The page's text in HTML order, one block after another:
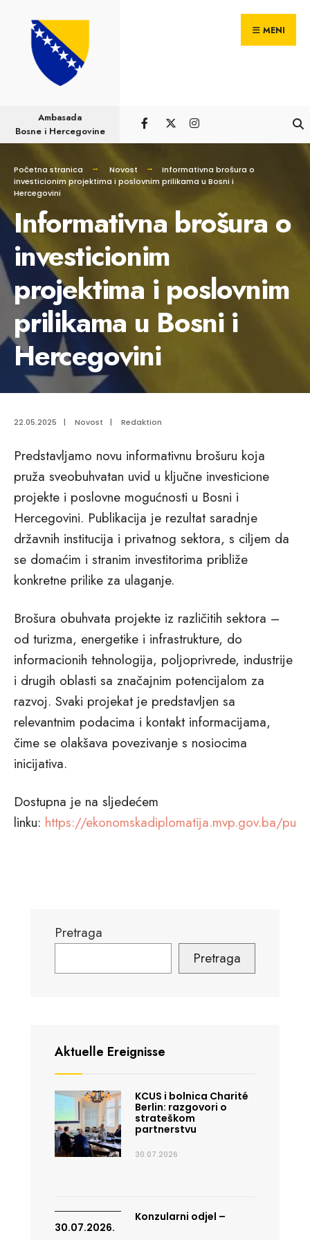
content
MENI
Ambasada
Bosne i Hercegovine
Početna stranica Novost
Informativna brošura o
investicionim projektima i poslovnim prilikama u Bosni i
Hercegovini
Informativna brošura o
investicionim
projektima i poslovnim
prilikama u Bosni i
Hercegovini
22.05.2025 | Novost | Redaktion
Predstavljamo novu informativnu brošuru koja
pruža sveobuhvatan uvid u ključne investicione
projekte i poslovne mogućnosti u Bosni i
Hercegovini. Publikacija je rezultat saradnje
državnih institucija i privatnog sektora, s ciljem da
se domaćim i stranim investitorima približe
konkretne prilike za ulaganje.
Brošura obuhvata projekte iz različitih sektora –
od turizma, energetike i infrastrukture, do
informacionih tehnologija, poljoprivrede, industrije
i drugih oblasti sa značajnim potencijalom za
razvoj. Svaki projekat je predstavljen sa
relevantnim podacima i kontakt informacijama,
čime se olakšava povezivanje s nosiocima
inicijativa.
Dostupna je na sljedećem
linku: https://ekonomskadiplomatija.mvp.gov.ba/
Pretraga
Pretraga
Aktuelle Ereignisse
KCUS i bolnica Charité
Berlin: razgovori o
strateškom
partnerstvu
30.07.2026
Konzularni odjel –
30.07.2026.
za: